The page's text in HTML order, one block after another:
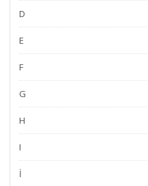
D
E
F
G
H
I
İ